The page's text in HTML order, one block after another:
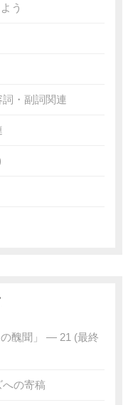
う
・副詞関連
醜聞」 — 21 (最終
の寄稿